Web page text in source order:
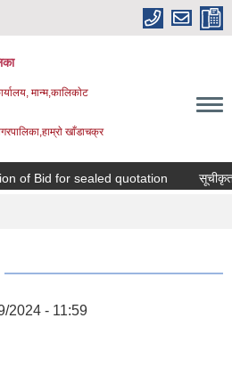
मान्म,कालिकाेट
खाँडाचक्र
of Bid for sealed quotation सूचीकृत
2024 - 11:59